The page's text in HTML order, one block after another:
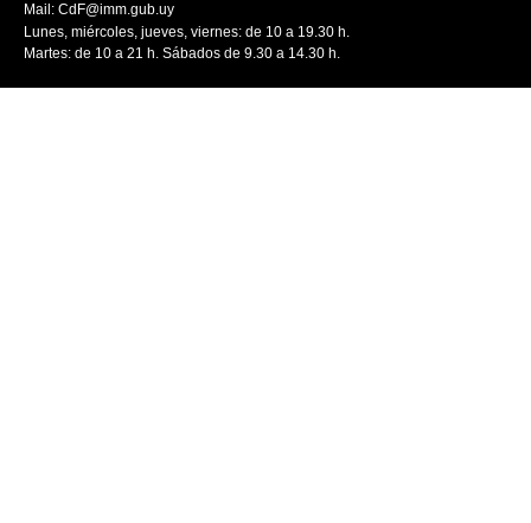
Mail: CdF@imm.gub.uy
Lunes, miércoles, jueves, viernes: de 10 a 19.30 h.
Martes: de 10 a 21 h. Sábados de 9.30 a 14.30 h.